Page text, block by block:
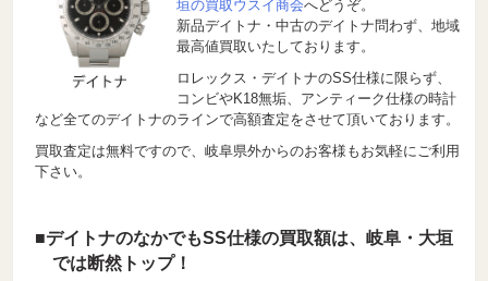
垣の買取ウスイ商会へどうぞ。
新品デイトナ・中古のデイトナ問わず、地域
最高値買取いたしております。
ロレックス・デイトナのSS仕様に限らず、
コンビやK18無垢、アンティーク仕様の時計
など全てのデイトナのラインで高額査定をさせて頂いております。
買取査定は無料ですので、岐阜県外からのお客様もお気軽にご利用
下さい。
■デイトナのなかでもSS仕様の買取額は、岐阜・大垣
では断然トップ！